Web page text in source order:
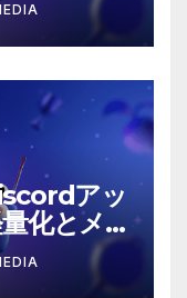
アッ
化とメン